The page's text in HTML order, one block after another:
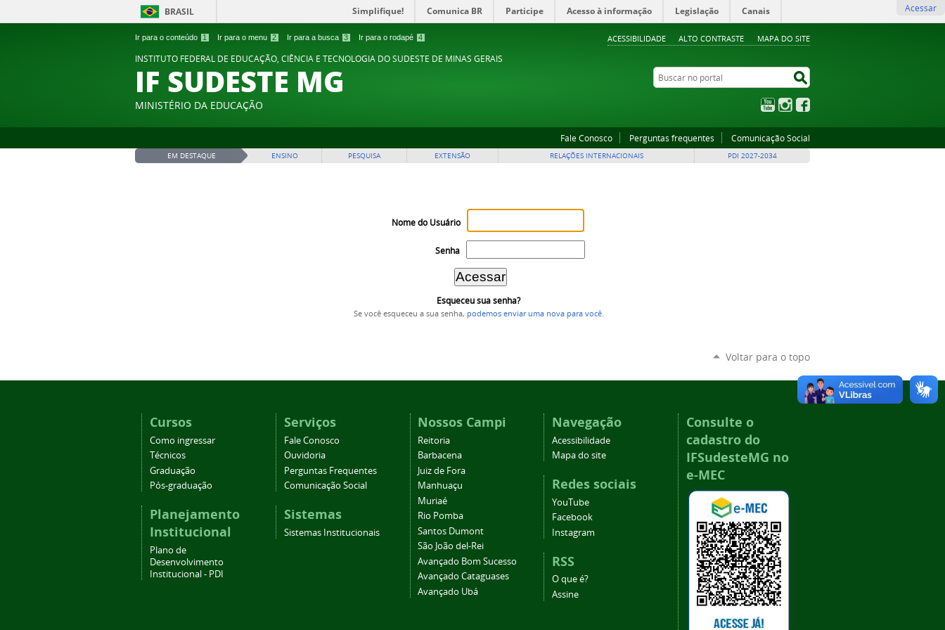
Ir para o conteúdo 1 Ir para o menu 2 Ir para a busca 3 Ir para o rodapé 4 ACESSIBILIDADE ALTO CONTRASTE MAPA DO SITE
BRASIL Simplifique! Comunica BR Participe Acesso à informação Legislação Canais Acessar
INSTITUTO FEDERAL DE EDUCAÇÃO, CIÊNCIA E TECNOLOGIA DO SUDESTE DE MINAS GERAIS
IF SUDESTE MG
MINISTÉRIO DA EDUCAÇÃO
Buscar no portal
YouTubeInstagram
Fale Conosco Perguntas frequentes Comunicação Social
EM DESTAQUE ENSINO PESQUISA EXTENSÃO RELAÇÕES INTERNACIONAIS PDI 2027-2034
Nome do Usuário
Senha
Esqueceu sua senha?
Se você esqueceu a sua senha, podemos enviar uma nova para você.
Voltar para o topo
Cursos
Como ingressar
Técnicos
Graduação
Pós-graduação
Planejamento
Institucional
Plano de
Desenvolvimento
Institucional - PDI
Serviços
Fale Conosco
Ouvidoria
Perguntas Frequentes
Comunicação Social
Sistemas
Sistemas Institucionais
Nossos Campi
Reitoria
Barbacena
Juiz de Fora
Manhuaçu
Muriaé
Rio Pomba
Santos Dumont
São João del-Rei
Avançado Bom Sucesso
Avançado Cataguases
Avançado Ubá
Navegação
Acessibilidade
Mapa do site
Redes sociais
YouTube
Facebook
Instagram
RSS
O que é?
Assine
Consulte o
cadastro do
IFSudesteMG no
e-MEC